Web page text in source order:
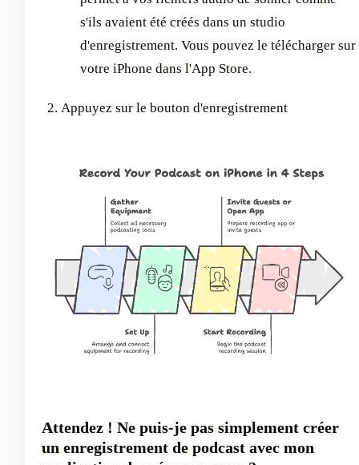
s'ils avaient été créés dans un studio
d'enregistrement. Vous pouvez le télécharger sur
votre iPhone dans l'App Store.
Appuyez sur le bouton d'enregistrement
Attendez ! Ne puis-je pas simplement créer
un enregistrement de podcast avec mon